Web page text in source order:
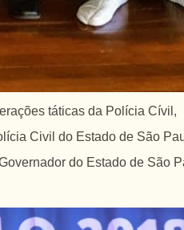
táticas da Polícia Cívil,
Civil do Estado de São
do Estado de São